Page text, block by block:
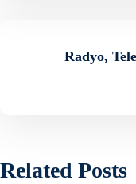
Radyo,
Related Posts